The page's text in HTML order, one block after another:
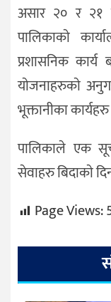
असार २० र २१
पालिकाकाे
प्रशासनिक
याेजनाहरुकाे
भूक्तानीका
पालिकाले एक
सेवाहरु बिदाकाे
Page Views: